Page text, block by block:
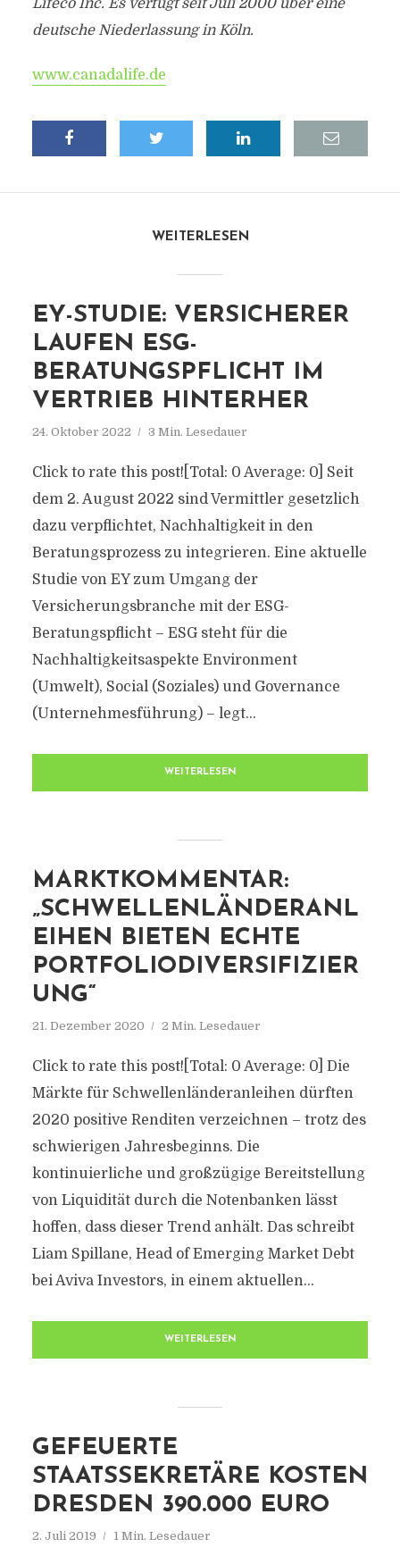
Lifeco Inc. Es verfügt seit Juli 2000 über eine
deutsche Niederlassung in Köln.
www.canadalife.de
WEITERLESEN
EY-STUDIE: VERSICHERER
LAUFEN ESG-
BERATUNGSPFLICHT IM
VERTRIEB HINTERHER
24. Oktober 2022 3 Min. Lesedauer
Click to rate this post![Total: 0 Average: 0] Seit
dem 2. August 2022 sind Vermittler gesetzlich
dazu verpflichtet, Nachhaltigkeit in den
Beratungsprozess zu integrieren. Eine aktuelle
Studie von EY zum Umgang der
Versicherungsbranche mit der ESG-
Beratungspflicht – ESG steht für die
Nachhaltigkeitsaspekte Environment
(Umwelt), Social (Soziales) und Governance
(Unternehmesführung) – legt...
WEITERLESEN
MARKTKOMMENTAR:
„SCHWELLENLÄNDERANL
EIHEN BIETEN ECHTE
PORTFOLIODIVERSIFIZIER
UNG“
21. Dezember 2020 2 Min. Lesedauer
Click to rate this post![Total: 0 Average: 0] Die
Märkte für Schwellenländeranleihen dürften
2020 positive Renditen verzeichnen – trotz des
schwierigen Jahresbeginns. Die
kontinuierliche und großzügige Bereitstellung
von Liquidität durch die Notenbanken lässt
hoffen, dass dieser Trend anhält. Das schreibt
Liam Spillane, Head of Emerging Market Debt
bei Aviva Investors, in einem aktuellen...
WEITERLESEN
GEFEUERTE
STAATSSEKRETÄRE KOSTEN
DRESDEN 390.000 EURO
2. Juli 2019 1 Min. Lesedauer